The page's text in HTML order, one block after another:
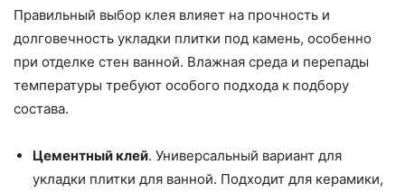
Правильный выбор клея влияет на прочность и
долговечность укладки плитки под камень, особенно
при отделке стен ванной. Влажная среда и перепады
температуры требуют особого подхода к подбору
состава.
Цементный клей. Универсальный вариант для
укладки плитки для ванной. Подходит для керамики,